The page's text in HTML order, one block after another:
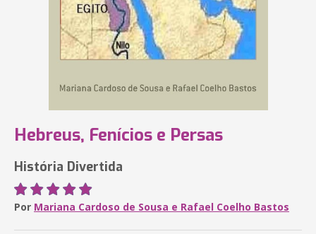
Hebreus, Fenícios e Persas
História Divertida
Por Mariana Cardoso de Sousa e Rafael Coelho Bastos